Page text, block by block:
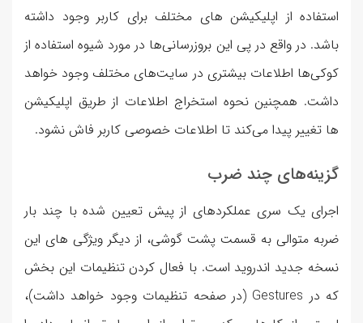
استفاده از اپلیکیشن های مختلف برای کاربر وجود داشته
باشد. در واقع در پی این بروزرسانی‌ها در مورد شیوه استفاده از
کوکی‌ها اطلاعات بیشتری در سایت‌های مختلف وجود خواهد
داشت. همچنین نحوه استخراج اطلاعات از طریق اپلیکیشن
ها تغییر پیدا می‌کند تا اطلاعات خصوصی کاربر فاش نشود.
گزینه‌های چند ضرب
اجرای یک سری عملکردهای از پیش تعیین شده با چند بار
ضربه متوالی به قسمت پشت گوشی، از دیگر ویژگی های این
نسخه جدید اندروید است. با فعال کردن تنظیمات این بخش
که در Gestures (در صفحه تنظیمات وجود خواهد داشت)،